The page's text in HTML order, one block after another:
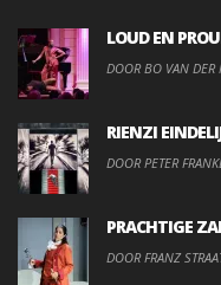
LOUD EN
DOOR BO VAN DER
RIENZI
DOOR PETER
PRACHTIGE
DOOR FRANZ